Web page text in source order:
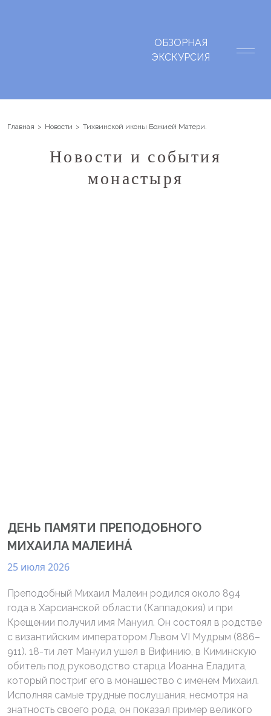
ОБЗОРНАЯ
ЭКСКУРСИЯ
Главная Новости Тихвинской иконы Божией Матери.
Новости и события
монастыря
ДЕНЬ ПАМЯТИ ПРЕПОДОБНОГО
МИХАИЛА МАЛЕИНА́
25 июля 2026
Преподобный Михаил Малеин родился около 894
года в Харсианской области (Каппадокия) и при
Крещении получил имя Мануил. Он состоял в родстве
с византийским императором Львом VI Мудрым (886–
911). 18-ти лет Мануил ушел в Вифинию, в Киминскую
обитель под руководство старца Иоанна Еладита,
который постриг его в монашество с именем Михаил.
Исполняя самые трудные послушания, несмотря на
знатность своего рода, он показал пример великого